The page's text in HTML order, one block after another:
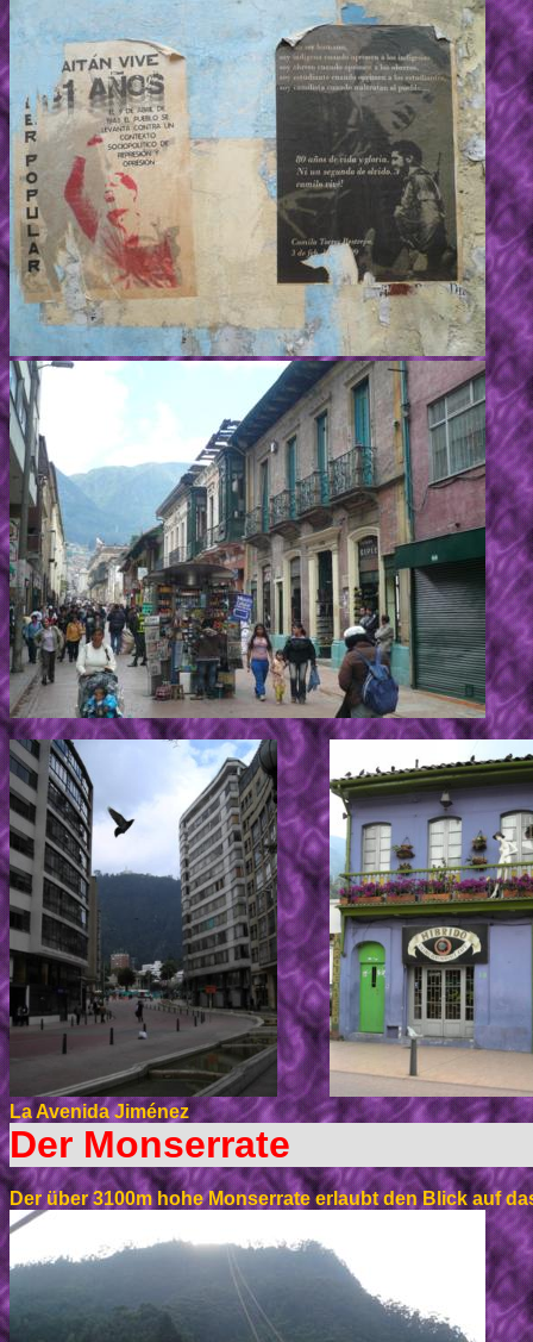
La Avenida Jiménez
Der Monserrate
Der über 3100m hohe Monserrate erlaubt den Blick auf